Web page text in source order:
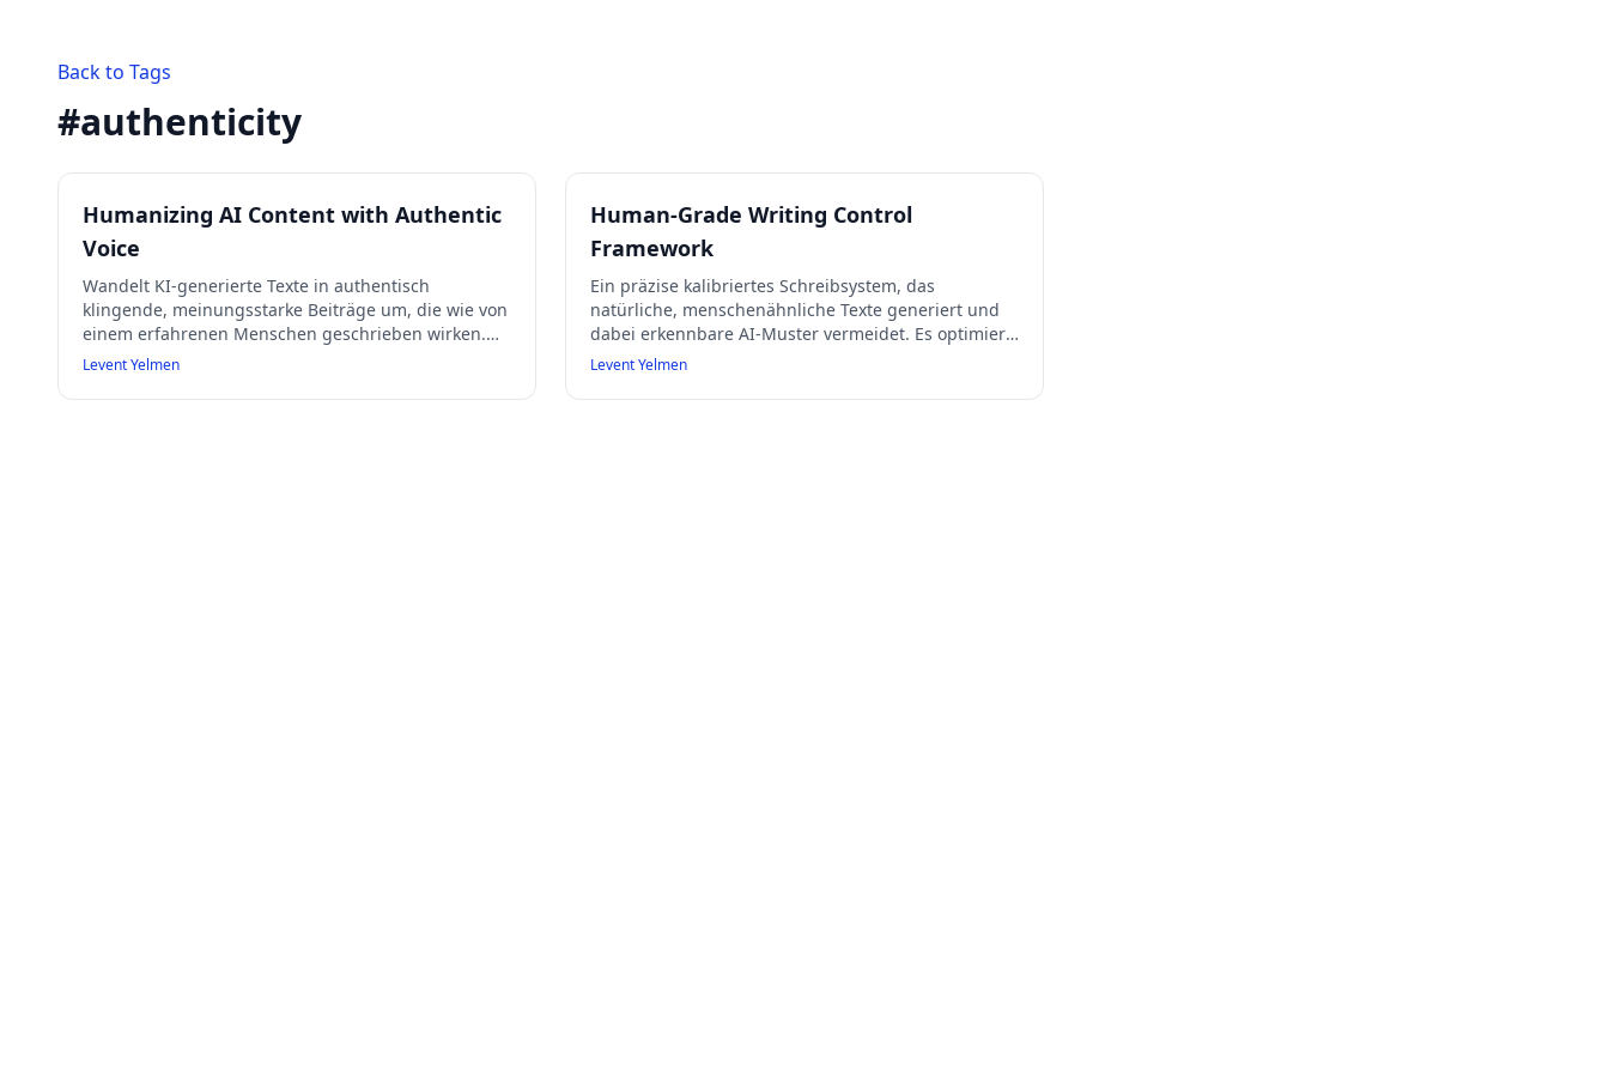
Back to Tags
#authenticity
Humanizing AI Content with Authentic
Voice
Wandelt KI-generierte Texte in authentisch
klingende, meinungsstarke Beiträge um, die wie von
einem erfahrenen Menschen geschrieben wirken.
Der Fokus liegt auf klarer, prägnanter Sprache ohne
ein intelligentes Publikum.
Levent Yelmen
Human-Grade Writing Control
Framework
Ein präzise kalibriertes Schreibsystem, das
natürliche, menschenähnliche Texte generiert und
dabei erkennbare AI-Muster vermeidet. Es optimiert
für Authentizität, Klarheit und stilistische Realität in
Blogartikeln und professioneller Kommunikation.
Levent Yelmen